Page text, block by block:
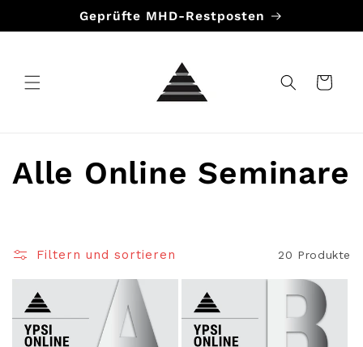
Inhalt
Geprüfte MHD-Restposten
Warenkorb
K
t
e
g
Alle Online Seminare
Filtern und sortieren 20 Produkte